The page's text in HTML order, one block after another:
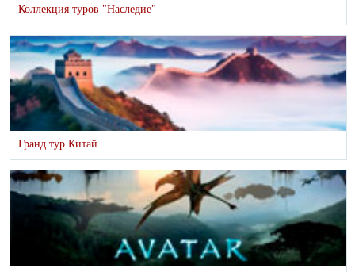
Коллекция туров "Наследие"
Гранд тур Китай